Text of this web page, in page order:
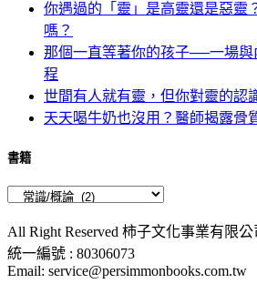
你遇過的「靈」是高靈還是惡靈
嗎？
那個一直等著你的孩子──一場
程
世間有人就有靈，但你對靈的認
天天喝牛奶也沒用？醫師揭露骨
書籍
All Right Reserved 柿子文化事業有限公
統一編號 : 80306073
Email: service@persimmonbooks.com.tw